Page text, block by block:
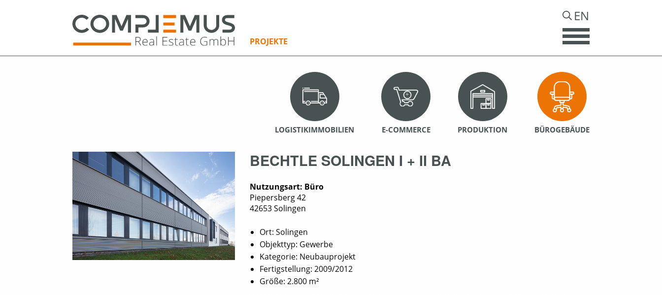
PROJEKTE
EN
LOGISTIKIMMOBILIEN E-COMMERCE PRODUKTION BÜROGEBÄUDE
BECHTLE SOLINGEN I + II BA
Nutzungsart: Büro
Piepersberg 42
42653 Solingen
Ort: Solingen
Objekttyp: Gewerbe
Kategorie: Neubauprojekt
Fertigstellung: 2009/2012
Größe: 2.800 m²